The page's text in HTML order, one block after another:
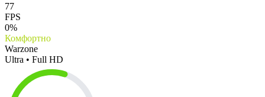
77
FPS
0%
Комфортно
Warzone
Ultra • Full HD